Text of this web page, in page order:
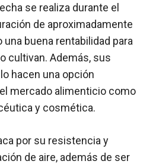
se realiza durante el
de aproximadamente
buena rentabilidad para
cultivan. Además, sus
hacen una opción
mercado alimenticio como
y cosmética.
por su resistencia y
de aire, además de ser